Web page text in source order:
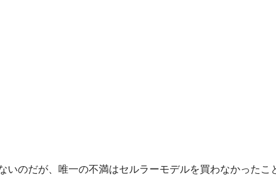
のだが、唯一の不満はセルラーモデルを買わなかったこ